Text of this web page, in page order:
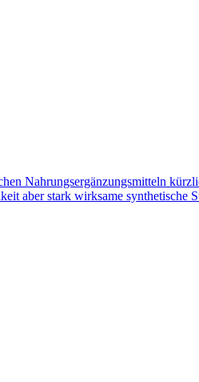
Nahrungsergänzungsmitteln
aber stark wirksame synthetische